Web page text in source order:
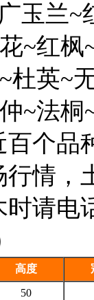
玉兰~
~红
杜英~
~法
个品
情，
请电
高度
50